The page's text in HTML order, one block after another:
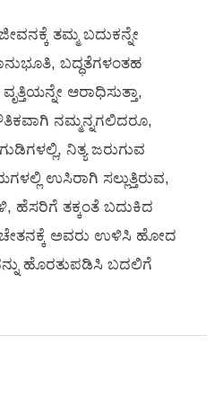
ತಮ್ಮ ಬದುಕನ್ನೇ
ಬದ್ಧತೆಗಳಂತಹ
ಆರಾಧಿಸುತ್ತಾ,
ನಮ್ಮನ್ನಗಲಿದರೂ,
ನಿತ್ಯ ಜರುಗುವ
ಉಸಿರಾಗಿ ಸಲ್ಲುತ್ತಿರುವ,
ಹೆಸರಿಗೆ ತಕ್ಕಂತೆ ಬದುಕಿದ
ಅವರು ಉಳಿಸಿ ಹೋದ
ಹೊರತುಪಡಿಸಿ ಬದಲಿಗೆ